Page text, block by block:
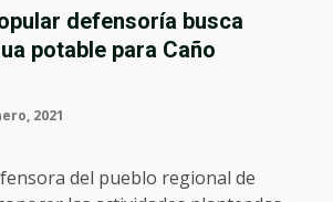
defensoría busca
potable para Caño
2021
del pueblo regional de